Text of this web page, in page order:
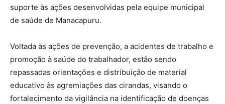
suporte às ações desenvolvidas pela equipe municipal
de saúde de Manacapuru.
Voltada às ações de prevenção, a acidentes de trabalho e
promoção à saúde do trabalhador, estão sendo
repassadas orientações e distribuição de material
educativo às agremiações das cirandas, visando o
fortalecimento da vigilância na identificação de doenças